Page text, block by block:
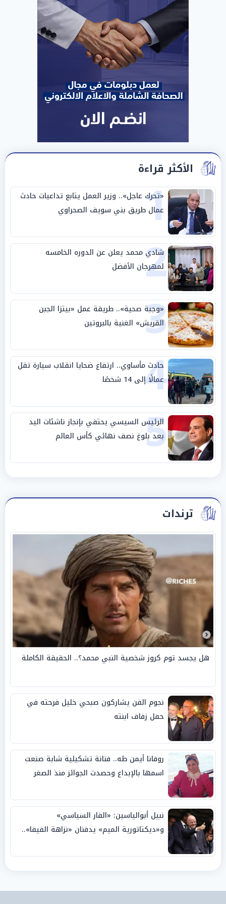
الأكثر قراءة
1
«تحرك عاجل».. وزير العمل يتابع تداعيات حادث
عمال طريق بني سويف الصحراوي
2
شادي محمد يعلن عن الدوره الخامسه
لمهرجان الأفضل
3
«وجبة صحية».. طريقة عمل «بيتزا الجبن
القريش» الغنية بالبروتين
4
حادث مأساوي.. ارتفاع ضحايا انقلاب سيارة تقل
عمالًا إلى 14 شخصًا
5
الرئيس السيسي يحتفي بإنجاز ناشئات اليد
بعد بلوغ نصف نهائي كأس العالم
ترندات
هل يجسد توم كروز شخصية النبي محمد؟.. الحقيقة الكاملة
نجوم الفن يشاركون صبحي خليل فرحته في
حفل زفاف ابنته
روفانا أيمن طه.. فنانة تشكيلية شابة صنعت
اسمها بالإبداع وحصدت الجوائز منذ الصغر
نبيل أبوالياسين: «الفار السياسي»
و«ديكتاتورية الميم» يدفنان «نزاهة الفيفا»..